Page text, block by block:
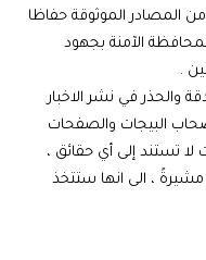
المصادر الموثوقة حفاظا
الآمنة بجهود
.
والحذر في نشر الاخبار
البيجات والصفحات
لا تستند إلى أي حقائق ،
، الى انها ستتخذ